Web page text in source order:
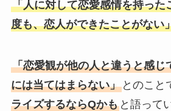
「人に対して恋愛感情を持った
度も、恋人ができたことがない
「恋愛観が他の人と違うと感じ
には当てはまらない」とのこと
ライズするならQかもと語って